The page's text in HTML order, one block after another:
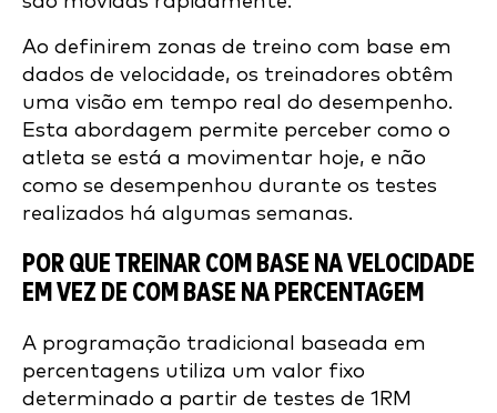
Ao definirem zonas de treino com base em
dados de velocidade, os treinadores obtêm
uma visão em tempo real do desempenho.
Esta abordagem permite perceber como o
atleta se está a movimentar hoje, e não
como se desempenhou durante os testes
realizados há algumas semanas.
POR QUE TREINAR COM BASE NA VELOCIDADE
EM VEZ DE COM BASE NA PERCENTAGEM
A programação tradicional baseada em
percentagens utiliza um valor fixo
determinado a partir de testes de 1RM